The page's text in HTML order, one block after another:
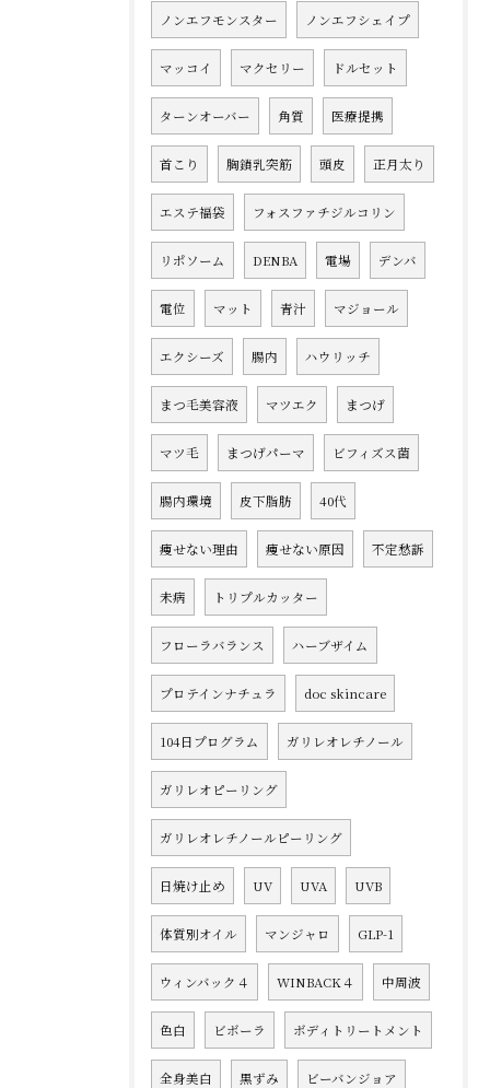
ノンエフモンスター ノンエフシェイプ
マッコイ マクセリー ドルセット
ターンオーバー 角質 医療提携
首こり 胸鎖乳突筋 頭皮 正月太り
エステ福袋 フォスファチジルコリン
リポソーム DENBA 電場 デンバ
電位 マット 青汁 マジョール
エクシーズ 腸内 ハウリッチ
まつ毛美容液 マツエク まつげ
マツ毛 まつげパーマ ビフィズス菌
腸内環境 皮下脂肪 40代
痩せない理由 痩せない原因 不定愁訴
未病 トリプルカッター
フローラバランス ハーブザイム
プロテインナチュラ doc skincare
104日プログラム ガリレオレチノール
ガリレオピーリング
ガリレオレチノールピーリング
日焼け止め UV UVA UVB
体質別オイル マンジャロ GLP-1
ウィンバック４ WINBACK４ 中周波
色白 ビボーラ ボディトリートメント
全身美白 黒ずみ ビーバンジョア